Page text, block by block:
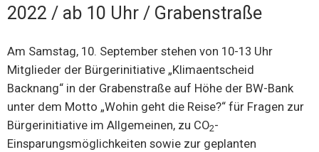
2022 / ab 10 Uhr / Grabenstraße
Am Samstag, 10. September stehen von 10-13 Uhr
Mitglieder der Bürgerinitiative „Klimaentscheid
Backnang“ in der Grabenstraße auf Höhe der BW-Bank
unter dem Motto „Wohin geht die Reise?“ für Fragen zur
Bürgerinitiative im Allgemeinen, zu CO2-
Einsparungsmöglichkeiten sowie zur geplanten